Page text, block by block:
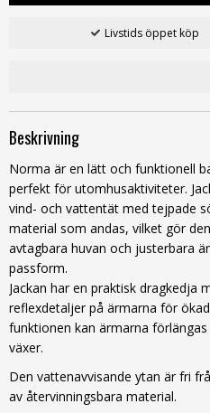
Livstids öppet köp
Beskrivning
Norma är en lätt och funktionell
perfekt för utomhusaktiviteter.
vind- och vattentät med tejpade
material som andas, vilket gör
avtagbara huvan och justerbara
passform.
Jackan har en praktisk dragkedja
reflexdetaljer på ärmarna för
funktionen kan ärmarna
växer.
Den vattenavvisande ytan är fri
av återvinningsbara material.